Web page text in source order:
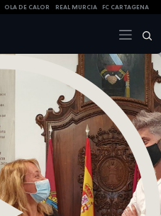
OLA DE CALOR REAL MURCIA FC CARTAGENA